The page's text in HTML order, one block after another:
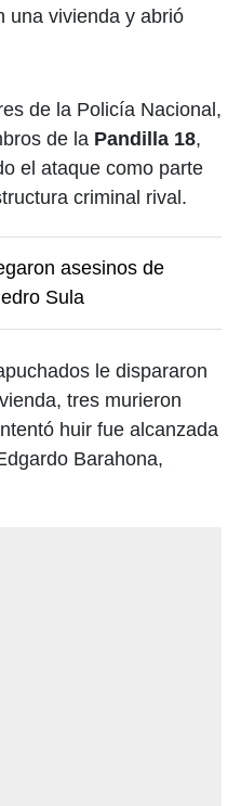
una vivienda y abrió
de la Policía Nacional,
de la Pandilla 18,
el ataque como parte
criminal rival.
asesinos de
Sula
le dispararon
tres murieron
huir fue alcanzada
Barahona,